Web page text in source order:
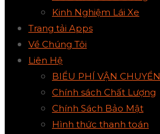
Kinh Nghiệm Lái Xe
Trang tải Apps
Về Chúng Tôi
Liên Hệ
BIỂU PHÍ VẬN CHUYỂN
Chính sách Chất Lượng
Chính Sách Bảo Mật
Hình thức thanh toán